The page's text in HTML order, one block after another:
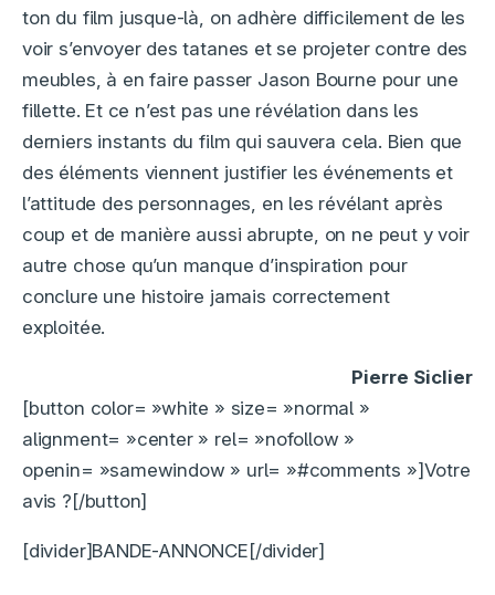
ton du film jusque-là, on adhère difficilement de les
voir s’envoyer des tatanes et se projeter contre des
meubles, à en faire passer Jason Bourne pour une
fillette. Et ce n’est pas une révélation dans les
derniers instants du film qui sauvera cela. Bien que
des éléments viennent justifier les événements et
l’attitude des personnages, en les révélant après
coup et de manière aussi abrupte, on ne peut y voir
autre chose qu’un manque d’inspiration pour
conclure une histoire jamais correctement
exploitée.
Pierre Siclier
[button color= »white » size= »normal »
alignment= »center » rel= »nofollow »
openin= »samewindow » url= »#comments »]Votre
avis ?[/button]
[divider]BANDE-ANNONCE[/divider]